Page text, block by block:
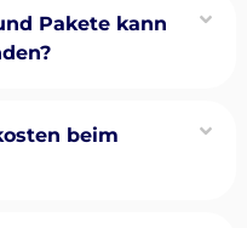
Pakete kann
beim